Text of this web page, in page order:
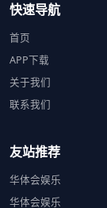
快速导航
首页
APP下载
关于我们
联系我们
友站推荐
华体会娱乐
华体会娱乐